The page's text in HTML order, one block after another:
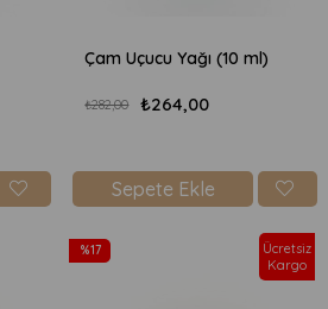
Çam Uçucu Yağı (10 ml)
₺264,00
₺282,00
Sepete Ekle
%17
Ücretsiz
Kargo